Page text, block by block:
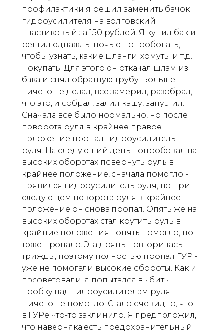
профилактики я решил заменить бачок
гидроусилителя на волговский
пластиковый за 150 рублей. Я купил бак и
решил однажды ночью попробовать,
чтобы узнать, какие шланги, хомуты и т.д.
Покупать. Для этого он откачал шлам из
бака и снял обратную трубу. Больше
ничего не делал, все замерил, разобрал,
что это, и собрал, залил кашу, запустил.
Сначала все было нормально, но после
поворота руля в крайнее правое
положение пропал гидроусилитель
руля. На следующий день попробовал на
высоких оборотах повернуть руль в
крайнее положение, сначала помогло -
появился гидроусилитель руля, но при
следующем повороте руля в крайнее
положение он снова пропал. Опять же на
высоких оборотах стал крутить руль в
крайние положения - опять помогло, но
тоже пропало. Эта дрянь повторилась
трижды, поэтому полностью пропал ГУР -
уже не помогали высокие обороты. Как и
посоветовали, я попытался выбить
пробку над гидроусилителем руля.
Ничего не помогло. Стало очевидно, что
в ГУРе что-то заклинило. Я предположил,
что наверняка есть предохранительный